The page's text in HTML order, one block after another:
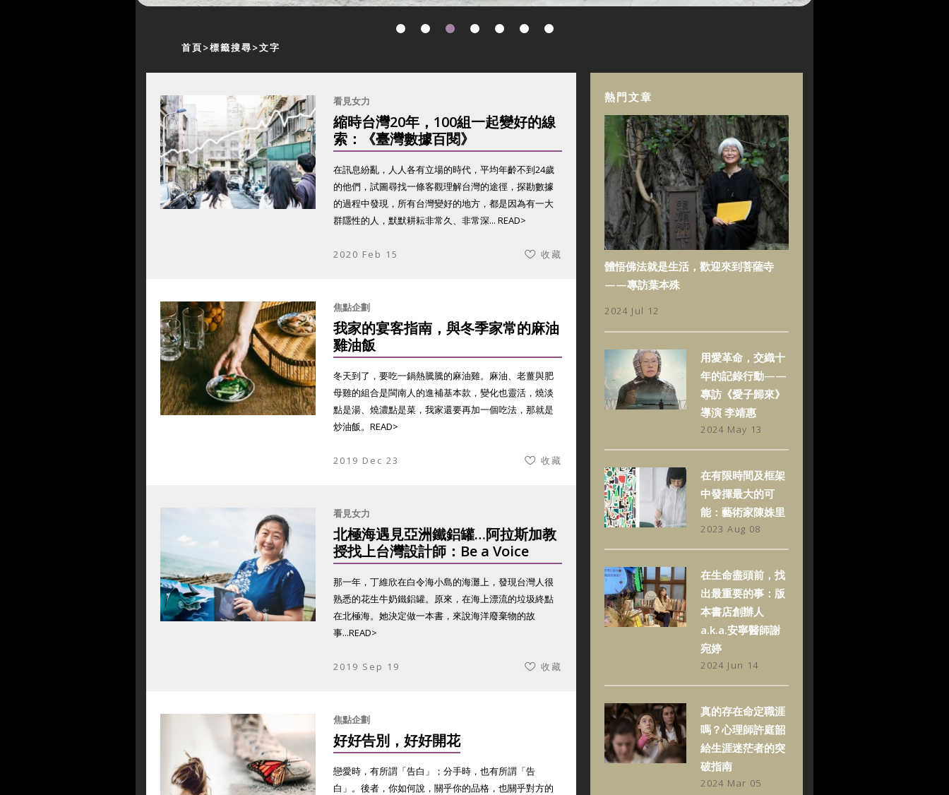
首頁 標籤搜尋 文字
看見女力
縮時台灣20年，100組一起變好的線
索：《臺灣數據百閱》
在訊息紛亂，人人各有立場的時代，平均年齡不到24歲
的他們，試圖尋找一條客觀理解台灣的途徑，探勘數據
的過程中發現，所有台灣變好的地方，都是因為有一大
群隱性的人，默默耕耘非常久、非常深... READ>
2020 Feb 15 收藏
焦點企劃
我家的宴客指南，與冬季家常的麻油
雞油飯
冬天到了，要吃一鍋熱騰騰的麻油雞。麻油、老薑與肥
母雞的組合是閩南人的進補基本款，變化也靈活，燒淡
點是湯、燒濃點是菜，我家還要再加一個吃法，那就是
炒油飯。 READ>
2019 Dec 23 收藏
看見女力
北極海遇見亞洲鐵鋁罐…阿拉斯加教
授找上台灣設計師：Be a Voice
那一年，丁維欣在白令海小島的海灘上，發現台灣人很
熟悉的花生牛奶鐵鋁罐。原來，在海上漂流的垃圾終點
在北極海。她決定做一本書，來說海洋廢棄物的故
事...READ>
2019 Sep 19 收藏
焦點企劃
好好告別，好好開花
戀愛時，有所謂「告白」；分手時，也有所謂「告
白」。後者，你如何說，關乎你的品格，也關乎對方的
熱門文章
體悟佛法就是生活，歡迎來到菩薩寺
——專訪葉本殊
2024 Jul 12
用愛革命，交織十
年的記錄行動——
專訪《愛子歸來》
導演 李靖惠
2024 May 13
在有限時間及框架
中發揮最大的可
能：藝術家陳姝里
2023 Aug 08
在生命盡頭前，找
出最重要的事：版
本書店創辦人
a.k.a.安寧醫師謝
宛婷
2024 Jun 14
真的存在命定職涯
嗎？心理師許庭韶
給生涯迷茫者的突
破指南
2024 Mar 05